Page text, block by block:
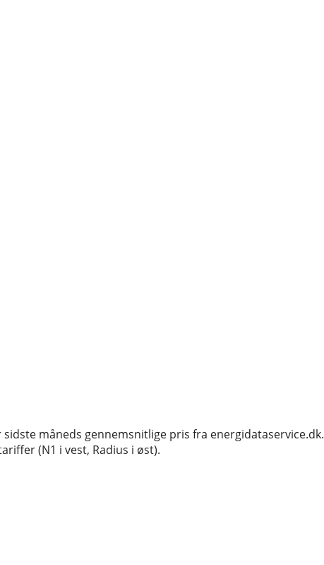
sidste måneds gennemsnitlige pris fra energidataservice.dk.
(N1 i vest, Radius i øst).